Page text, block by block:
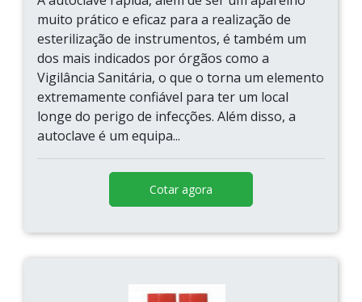
muito prático e eficaz para a realização de
esterilização de instrumentos, é também um
dos mais indicados por órgãos como a
Vigilância Sanitária, o que o torna um elemento
extremamente confiável para ter um local
longe do perigo de infecções. Além disso, a
autoclave é um equipa...
Cotar agora